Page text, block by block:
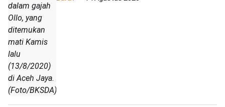
dalam gajah
Ollo, yang
ditemukan
mati Kamis
lalu
(13/8/2020)
di Aceh Jaya.
(Foto/BKSDA)